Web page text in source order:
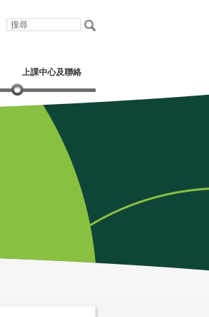
上課中心及聯絡